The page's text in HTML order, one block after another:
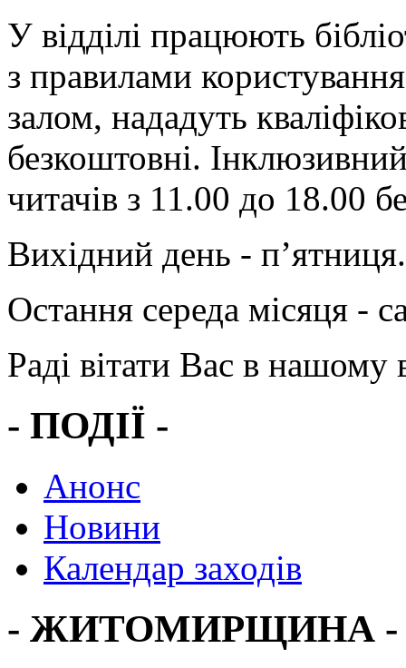
У відділі працюють
з правилами
залом, нададуть
безкоштовні.
читачів з 11.00 до 18.00
Вихідний день - п’ятниця.
Остання середа місяця -
Раді вітати Вас в нашому
- ПОДІЇ -
Анонс
Новини
Календар заходів
- ЖИТОМИРЩИНА -